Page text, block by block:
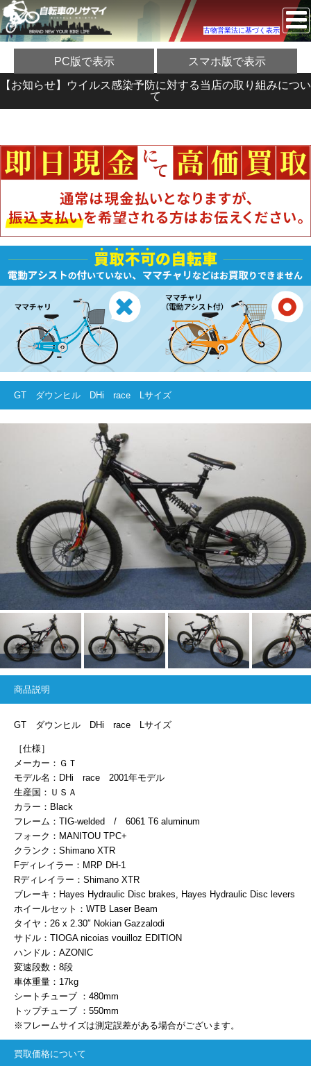
古物営業法に基づく表示
PC版で表示 スマホ版で表示
【お知らせ】ウイルス感染予防に対する当店の取り組みについ
て
GT ダウンヒル DHi race Lサイズ
商品説明
GT ダウンヒル DHi race Lサイズ
［仕様］
メーカー：ＧＴ
モデル名：DHi race 2001年モデル
生産国：ＵＳＡ
カラー：Black
フレーム：TIG-welded / 6061 T6 aluminum
フォーク：MANITOU TPC+
クランク：Shimano XTR
Fディレイラー：MRP DH-1
Rディレイラー：Shimano XTR
ブレーキ：Hayes Hydraulic Disc brakes, Hayes Hydraulic Disc levers
ホイールセット：WTB Laser Beam
タイヤ：26 x 2.30″ Nokian Gazzalodi
サドル：TIOGA nicoias vouilloz EDITION
ハンドル：AZONIC
変速段数：8段
車体重量：17kg
シートチューブ ：480mm
トップチューブ ：550mm
※フレームサイズは測定誤差がある場合がございます。
買取価格について